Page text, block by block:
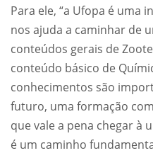
Para ele, “a Ufopa é uma
nos ajuda a caminhar de
conteúdos gerais de
conteúdo básico de
conhecimentos são
futuro, uma formação
que vale a pena chegar à
é um caminho